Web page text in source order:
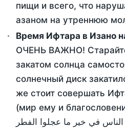
пищи и всего, что
азаном на утреннюю
Время Ифтара в Изано
ОЧЕНЬ ВАЖНО!
закатом солнца
солнечный диск
же стоит совершать
(мир ему и
الناس في خير ما عجلوا الفطر